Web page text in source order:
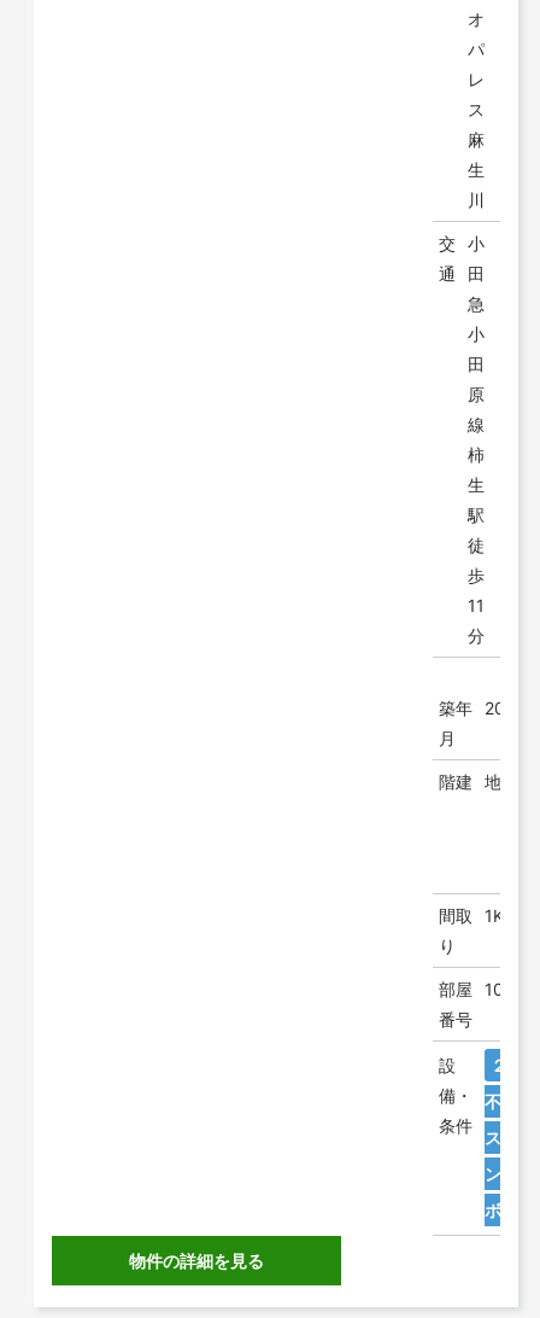
オ
パ
レ
ス
麻
生
川
交
通
小
田
急
小
田
原
線
柿
生
駅
徒
歩
11
分
築年
月
2003/
階建 地上 3
間取
り
1K
部屋
番号
106
設
備・
条件
２人
不要
ス・
ン
ボック
物件の詳細を見る